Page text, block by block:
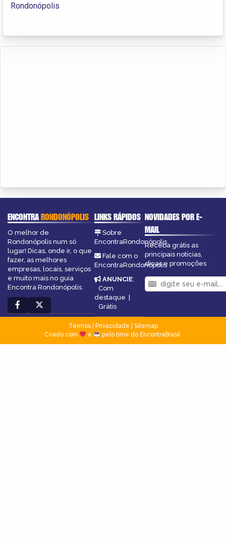
Rondonópolis
ENCONTRARONDONÓPOLIS
O melhor de
Rondonópolis num só
lugar! Dicas, onde ir, o que
fazer, as melhores
empresas, locais, serviços
e muito mais no guia
Encontra Rondonópolis.
LINKS RÁPIDOS
Sobre
EncontraRondonópolis
Fale com o
EncontraRondonópolis
ANUNCIE:
Com
destaque |
Grátis
NOVIDADES POR E-
MAIL
Receba grátis as
principais notícias,
dicas e promoções
Termos| Privacidade
Sitemap
Criado com
e pelo time do EncontraBrasil